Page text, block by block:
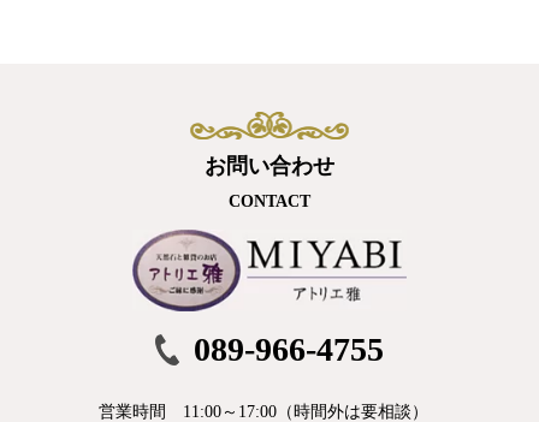
お問い合わせ
CONTACT
089-966-4755
営業時間 11:00～17:00（時間外は要相談）